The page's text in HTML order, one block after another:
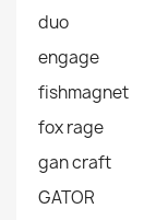
duo
engage
fishmagnet
fox rage
gan craft
GATOR